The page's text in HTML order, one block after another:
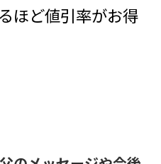
ほど値引率がお得